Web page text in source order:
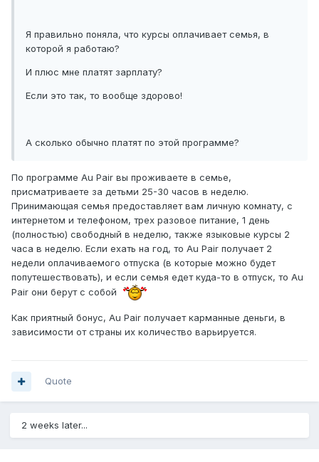
Я правильно поняла, что курсы оплачивает семья, в
которой я работаю?
И плюс мне платят зарплату?
Если это так, то вообще здорово!
А сколько обычно платят по этой программе?
По программе Au Pair вы проживаете в семье,
присматриваете за детьми 25-30 часов в неделю.
Принимающая семья предоставляет вам личную комнату, с
интернетом и телефоном, трех разовое питание, 1 день
(полностью) свободный в неделю, также языковые курсы 2
часа в неделю. Если ехать на год, то Au Pair получает 2
недели оплачиваемого отпуска (в которые можно будет
попутешествовать), и если семья едет куда-то в отпуск, то Au
Pair они берут с собой
Как приятный бонус, Au Pair получает карманные деньги, в
зависимости от страны их количество варьируется.
Quote
2 weeks later...